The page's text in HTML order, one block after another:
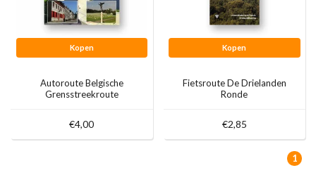
Kopen
Autoroute Belgische
Grensstreekroute
€4,00
Kopen
Fietsroute De Drielanden
Ronde
€2,85
1